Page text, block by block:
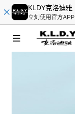
KLDY克洛迪雅
立刻使用官方APP